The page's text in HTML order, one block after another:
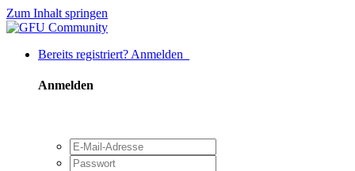
Zum Inhalt springen
Bereits registriert? Anmelden
Anmelden